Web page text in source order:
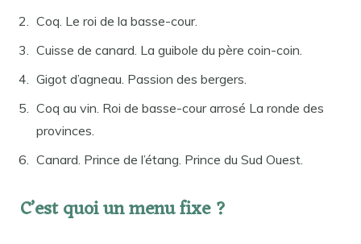
Coq. Le roi de la basse-cour.
Cuisse de canard. La guibole du père coin-coin.
Gigot d’agneau. Passion des bergers.
Coq au vin. Roi de basse-cour arrosé La ronde des
provinces.
Canard. Prince de l’étang. Prince du Sud Ouest.
C’est quoi un menu fixe ?